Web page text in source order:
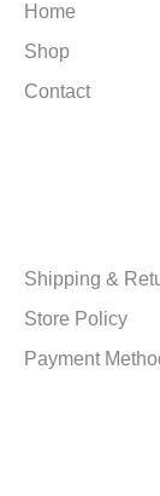
Home
Shop
Contact
Shipping &
Store Policy
Payment